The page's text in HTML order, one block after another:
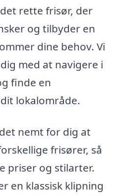
rette frisør, der
og tilbyder en
dine behov. Vi
med at navigere i
finde en
lokalområde.
nemt for dig at
frisører, så
priser og stilarter.
en klassisk klipning